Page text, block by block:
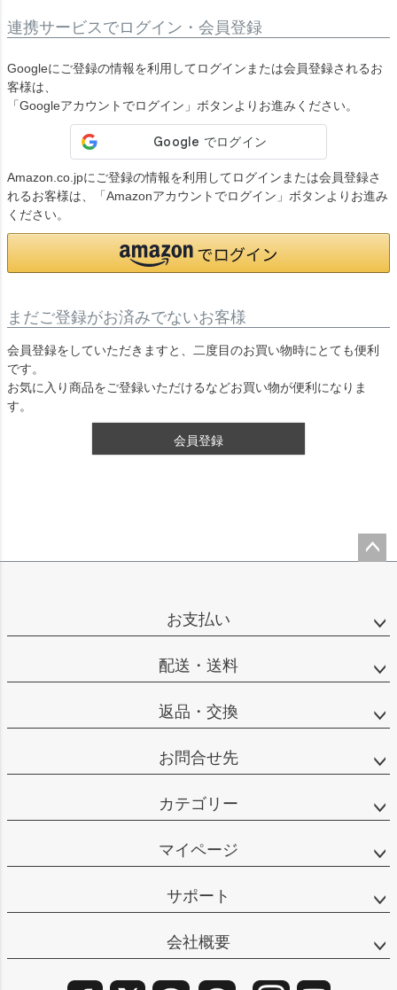
連携サービスでログイン・会員登録
Googleにご登録の情報を利用してログインまたは会員登録されるお
客様は、
「Googleアカウントでログイン」ボタンよりお進みください。
Amazon.co.jpにご登録の情報を利用してログインまたは会員登録さ
れるお客様は、「Amazonアカウントでログイン」ボタンよりお進み
ください。
まだご登録がお済みでないお客様
会員登録をしていただきますと、二度目のお買い物時にとても便利
です。
お気に入り商品をご登録いただけるなどお買い物が便利になりま
す。
会員登録
お支払い
配送・送料
返品・交換
お問合せ先
カテゴリー
マイページ
サポート
会社概要